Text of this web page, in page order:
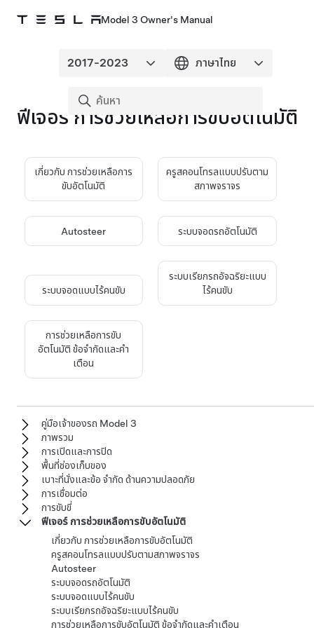
Model 3 Owner's Manual
ฟีเจอร์ การช่วยเหลือการขับอัตโนมัติ
เกี่ยวกับการช่วยเหลือการ
ขับอัตโนมัติ
ครูสคอนโทรลแบบปรับตาม
สภาพจราจร
Autosteer ระบบจอดรถอัตโนมัติ
ระบบจอดแบบไร้คนขับ
ระบบเรียกรถอัจฉริยะแบบ
ไร้คนขับ
การช่วยเหลือการขับ
อัตโนมัติ ข้อจำกัดและคำ
เตือน
คู่มือเจ้าของรถ Model 3
ภาพรวม
การเปิดและการปิด
พื้นที่ช่องเก็บของ
เบาะที่นั่งและข้อ จำกัด ด้านความปลอดภัย
การเชื่อมต่อ
การขับขี่
ฟีเจอร์ การช่วยเหลือการขับอัตโนมัติ
เกี่ยวกับ การช่วยเหลือการขับอัตโนมัติ
ครูสคอนโทรลแบบปรับตามสภาพจราจร
Autosteer
ระบบจอดรถอัตโนมัติ
ระบบจอดแบบไร้คนขับ
ระบบเรียกรถอัจฉริยะแบบไร้คนขับ
การช่วยเหลือการขับอัตโนมัติ ข้อจำกัดและคำเตือน